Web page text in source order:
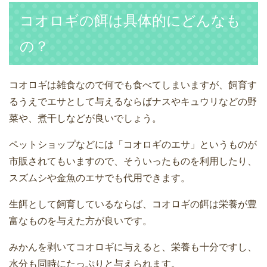
コオロギの餌は具体的にどんなも
の？
コオロギは雑食なので何でも食べてしまいますが、飼育す
るうえでエサとして与えるならばナスやキュウリなどの野
菜や、煮干しなどが良いでしょう。
ペットショップなどには「コオロギのエサ」というものが
市販されてもいますので、そういったものを利用したり、
スズムシや金魚のエサでも代用できます。
生餌として飼育しているならば、コオロギの餌は栄養が豊
富なものを与えた方が良いです。
みかんを剥いてコオロギに与えると、栄養も十分ですし、
水分も同時にたっぷりと与えられます。